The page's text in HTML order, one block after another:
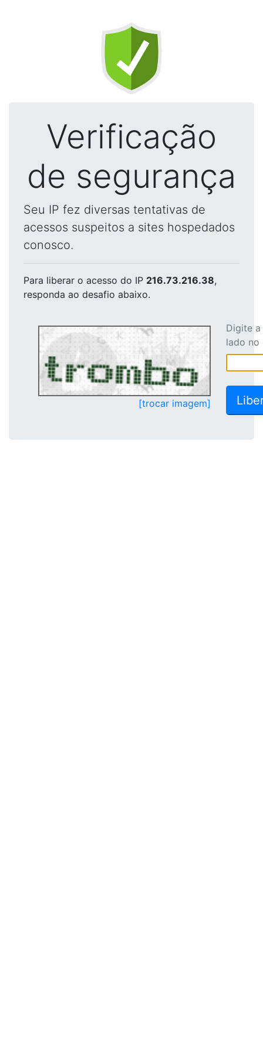
Verificação
de segurança
Seu IP fez diversas tentativas de
acessos suspeitos a sites hospedados
conosco.
Para liberar o acesso do IP 216.73.216.38,
responda ao desafio abaixo.
[trocar imagem]
Digite
lado no